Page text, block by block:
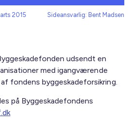
2015 Sideansvarlig: Bent Madsen
udsendt en
med igangværende
fondens byggeskadeforsikring.
på Byggeskadefondens